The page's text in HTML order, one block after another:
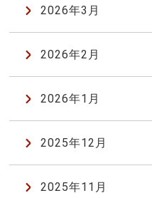
2026年3月
2026年2月
2026年1月
2025年12月
2025年11月